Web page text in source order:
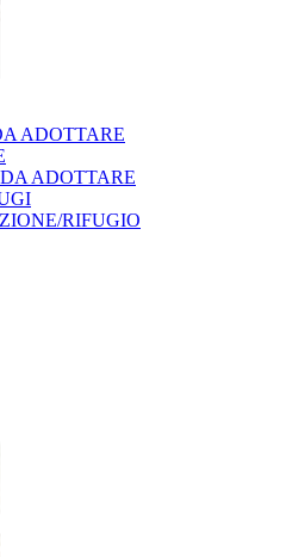
ADOTTARE
ADOTTARE
RIFUGIO